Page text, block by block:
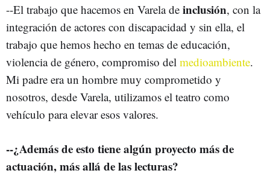
--El trabajo que hacemos en Varela de inclusión, con la
integración de actores con discapacidad y sin ella, el
trabajo que hemos hecho en temas de educación,
violencia de género, compromiso del medioambiente.
Mi padre era un hombre muy comprometido y
nosotros, desde Varela, utilizamos el teatro como
vehículo para elevar esos valores.
--¿Además de esto tiene algún proyecto más de
actuación, más allá de las lecturas?